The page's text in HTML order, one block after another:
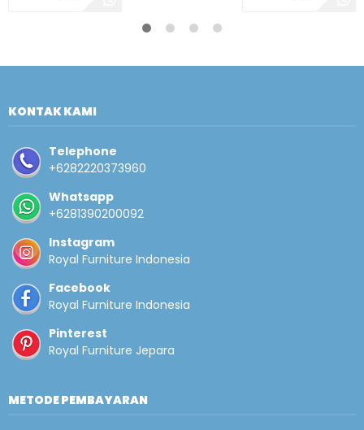
KONTAK KAMI
Telephone
+6282220373960
Whatsapp
+6281390200092
Instagram
Royal Furniture Indonesia
Facebook
Royal Furniture Indonesia
Pinterest
Royal Furniture Jepara
METODE PEMBAYARAN